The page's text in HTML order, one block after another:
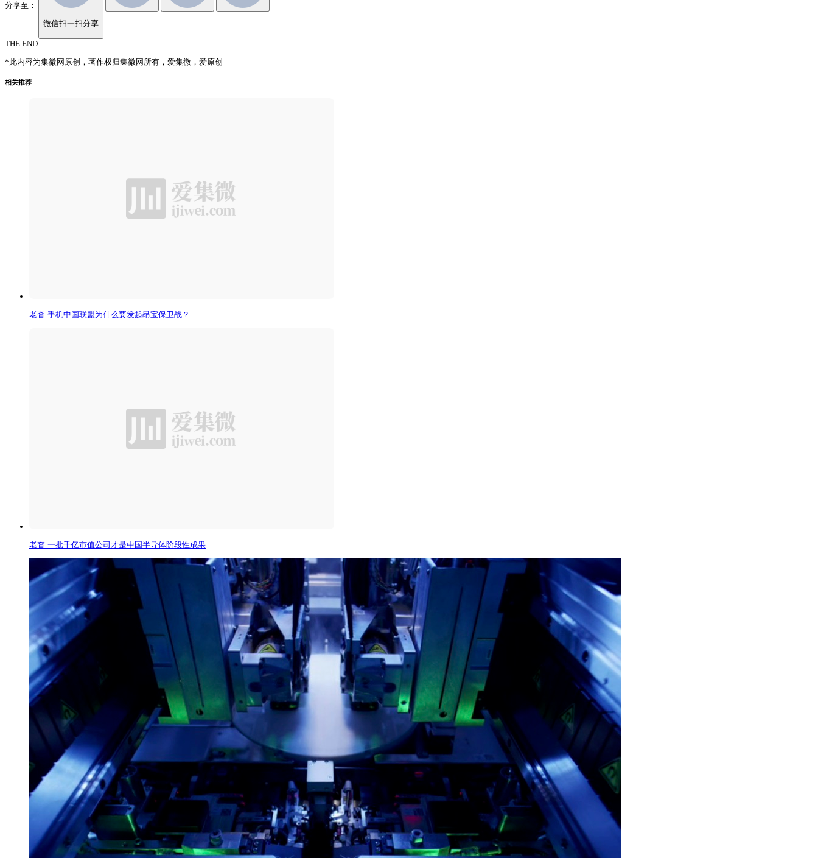
分享至：
微信扫一扫分享
THE END
*此内容为集微网原创，著作权归集微网所有，爱集微，爱原创
相关推荐
老杳:手机中国联盟为什么要发起昂宝保卫战？
老杳:一批千亿市值公司才是中国半导体阶段性成果